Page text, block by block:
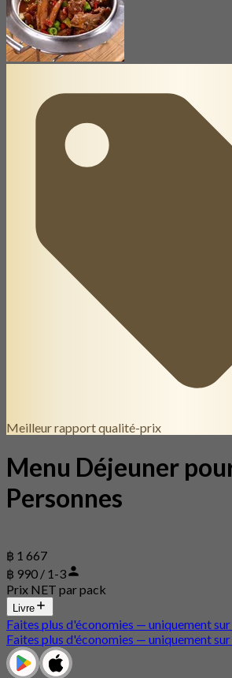
Meilleur rapport qualité-prix
Menu Déjeuner
Personnes
฿ 1 667
฿ 990 / 1-3
Prix NET par pack
Livre
Faites plus d'économies — uniquement
Faites plus d'économies — uniquement